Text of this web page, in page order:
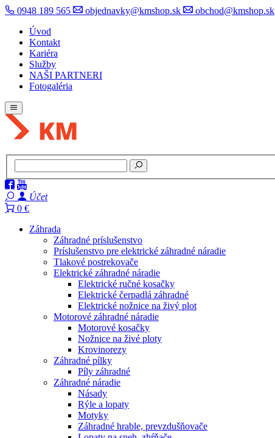
0948 189 565 objednavky@kmshop.sk
obchod@kmshop.sk
Úvod
Kontakt
Kariéra
Služby
NAŠI PARTNERI
Fotogaléria
Účet
0 €
Záhrada
Záhradné príslušenstvo
Príslušenstvo pre elektrické záhradné náradie
Tlakové postrekovače
Elektrické záhradné náradie
Elektrické ručné kosačky
Elektrické čerpadlá záhradné
Elektrické nožnice na živý plot
Motorové záhradné náradie
Motorové kosačky
Nožnice na živé ploty
Krovinorezy
Záhradné pílky
Píly záhradné
Záhradné náradie
Násady
Rýle a lopaty
Motyky
Záhradné hrable, prevzdušňovače